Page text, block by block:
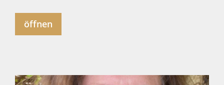
öffnen